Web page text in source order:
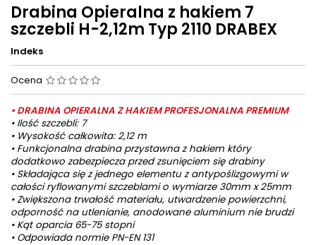
Drabina Opieralna z hakiem 7
szczebli H-2,12m Typ 2110 DRABEX
Indeks
Ocena
• DRABINA OPIERALNA Z HAKIEM PROFESJONALNA PREMIUM
• Ilość szczebli: 7
• Wysokość całkowita: 2,12 m
• Funkcjonalna drabina przystawna z hakiem który
dodatkowo zabezpiecza przed zsunięciem się drabiny
• Składająca się z jednego elementu z antypoślizgowymi w
całości ryflowanymi szczeblami o wymiarze 30mm x 25mm
• Zwiększona trwałość materiału, utwardzenie powierzchni,
odporność na utlenianie, anodowane aluminium nie brudzi
• Kąt oparcia 65-75 stopni
• Odpowiada normie PN-EN 131